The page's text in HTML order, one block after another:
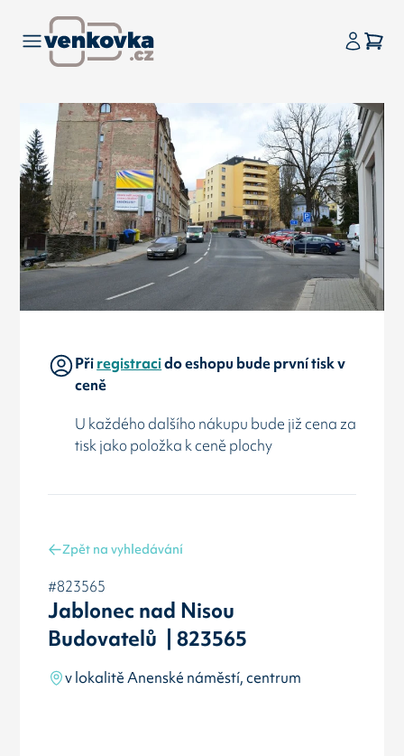
Přiregistracido eshopu bude první tisk v
ceně
U každého dalšího nákupu bude již cena za
tisk jako položka k ceně plochy
Zpět na vyhledávání
#823565
Jablonec nad Nisou
Budovatelů | 823565
v lokalitě Anenské náměstí, centrum